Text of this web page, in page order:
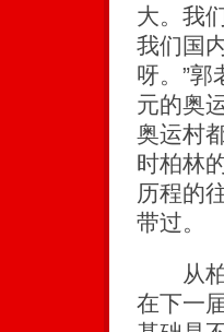
大。我
我们国
呀。”
元的奥
奥运村
时柏林
历程的
带过。
从柏
在下一